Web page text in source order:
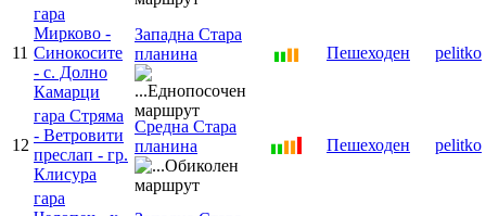
11
гара
Мирково -
Синокосите
- с. Долно
Камарци
Западна Стара
планина
Пешеходен pelitko
12
гара Стряма
- Ветровити
преслап - гр.
Клисура
Средна Стара
планина
Пешеходен pelitko
гара